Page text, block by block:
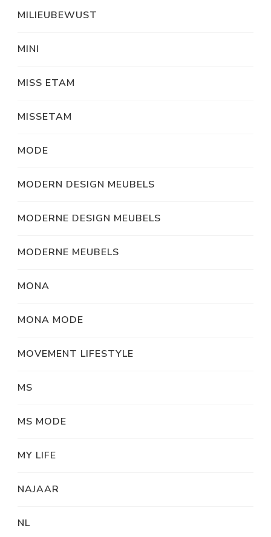
MILIEUBEWUST
MINI
MISS ETAM
MISSETAM
MODE
MODERN DESIGN MEUBELS
MODERNE DESIGN MEUBELS
MODERNE MEUBELS
MONA
MONA MODE
MOVEMENT LIFESTYLE
MS
MS MODE
MY LIFE
NAJAAR
NL